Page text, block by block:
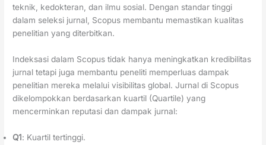
teknik, kedokteran, dan ilmu sosial. Dengan standar tinggi
dalam seleksi jurnal, Scopus membantu memastikan kualitas
penelitian yang diterbitkan.
Indeksasi dalam Scopus tidak hanya meningkatkan kredibilitas
jurnal tetapi juga membantu peneliti memperluas dampak
penelitian mereka melalui visibilitas global. Jurnal di Scopus
dikelompokkan berdasarkan kuartil (Quartile) yang
mencerminkan reputasi dan dampak jurnal:
Q1: Kuartil tertinggi.